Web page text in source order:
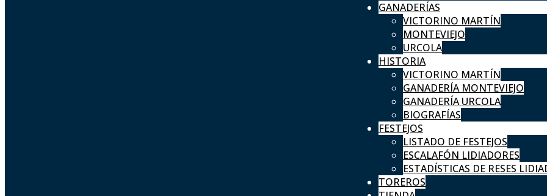
GANADERÍAS
VICTORINO MARTÍN
MONTEVIEJO
URCOLA
HISTORIA
VICTORINO MARTÍN
GANADERÍA MONTEVIEJO
GANADERÍA URCOLA
BIOGRAFÍAS
FESTEJOS
LISTADO DE FESTEJOS
ESCALAFÓN LIDIADORES
ESTADÍSTICAS DE RESES
TOREROS